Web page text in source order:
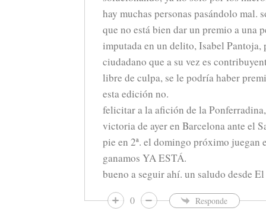
hay muchas personas pasándolo mal.
que no está bien dar un premio a una
imputada en un delito, Isabel Pantoja,
ciudadano que a su vez es
libre de culpa, se le podría haber
esta edición no.
felicitar a la afición de la
victoria de ayer en Barcelona ante el
pie en 2ª. el domingo próximo juegan
ganamos YA ESTÁ.
bueno a seguir ahí. un saludo desde
0 Responde